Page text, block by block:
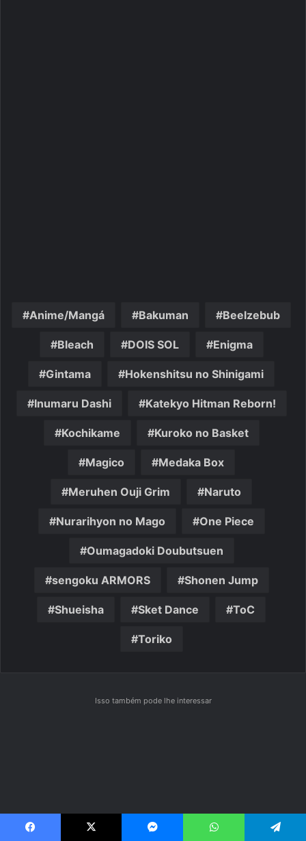
Anime/Mangá Bakuman Beelzebub
Bleach DOIS SOL Enigma
Gintama Hokenshitsu no Shinigami
Inumaru Dashi Katekyo Hitman Reborn!
Kochikame Kuroko no Basket
Magico Medaka Box
Meruhen Ouji Grim Naruto
Nurarihyon no Mago One Piece
Oumagadoki Doubutsuen
sengoku ARMORS Shonen Jump
Shueisha Sket Dance ToC
Toriko
Isso também pode lhe interessar